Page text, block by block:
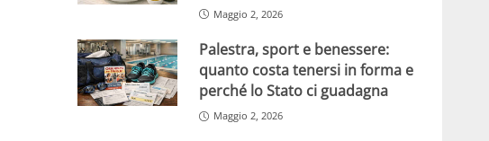
Maggio 2, 2026
Palestra, sport e benessere:
quanto costa tenersi in forma e
perché lo Stato ci guadagna
Maggio 2, 2026